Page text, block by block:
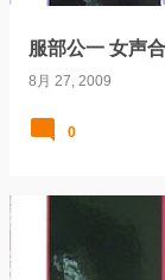
服部公一 女声
8月 27, 2009
0